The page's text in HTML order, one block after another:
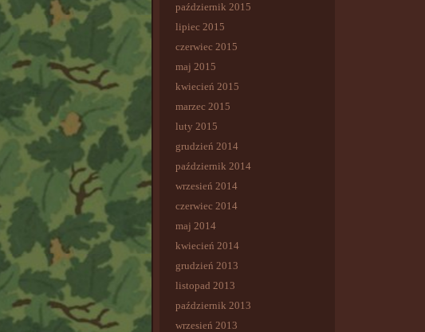
październik 2015
lipiec 2015
czerwiec 2015
maj 2015
kwiecień 2015
marzec 2015
luty 2015
grudzień 2014
październik 2014
wrzesień 2014
czerwiec 2014
maj 2014
kwiecień 2014
grudzień 2013
listopad 2013
październik 2013
wrzesień 2013